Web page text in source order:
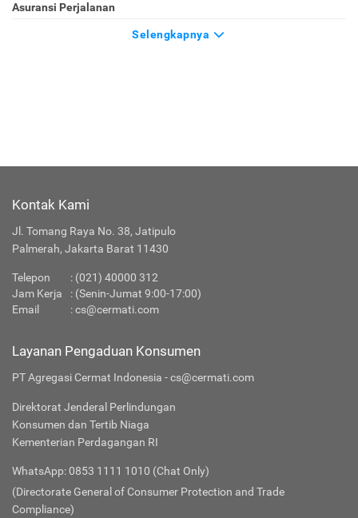
Asuransi Perjalanan
Selengkapnya
Kontak Kami
Jl. Tomang Raya No. 38, Jatipulo
Palmerah, Jakarta Barat 11430
Telepon : (021) 40000 312
Jam Kerja
: (Senin-Jumat 9:00-17:00)
Email
:cs@cermati.com
Layanan Pengaduan Konsumen
PT Agregasi Cermat Indonesia - cs@cermati.com
Direktorat Jenderal Perlindungan
Konsumen dan Tertib Niaga
Kementerian Perdagangan RI
WhatsApp: 0853 1111 1010 (Chat Only)
(Directorate General of Consumer Protection and Trade
Compliance)